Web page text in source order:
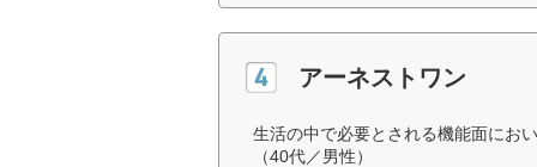
アーネストワン
生活の中で必要とされる機能面にお
（40代／男性）